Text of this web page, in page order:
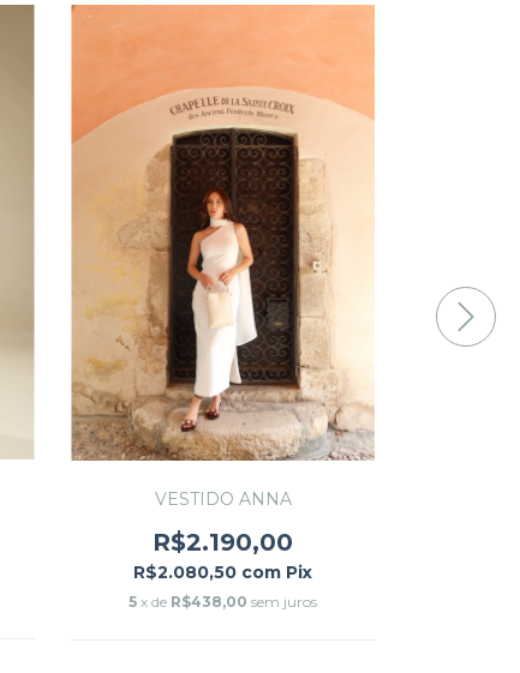
VESTIDO ANNA
R$2.190,00
R$2.080,50 com Pix
5 x de R$438,00 sem juros